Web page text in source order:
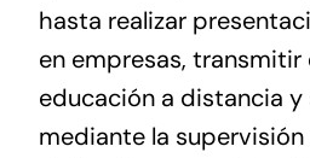
hasta realizar
en empresas, transmitir
educación a distancia y
mediante la